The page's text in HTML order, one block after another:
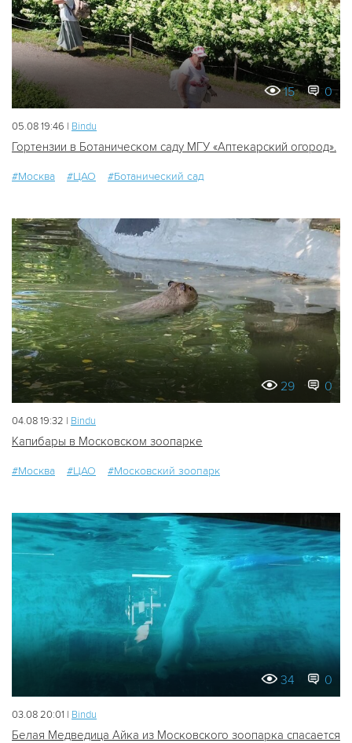
15 0
05.08 19:46 | Bindu
Гортензии в Ботаническом саду МГУ «Аптекарский огород».
#Москва #ЦАО #Ботанический сад
29 0
04.08 19:32 | Bindu
Капибары в Московском зоопарке
#Москва #ЦАО #Московский зоопарк
34 0
03.08 20:01 | Bindu
Белая Медведица Айка из Московского зоопарка спасается